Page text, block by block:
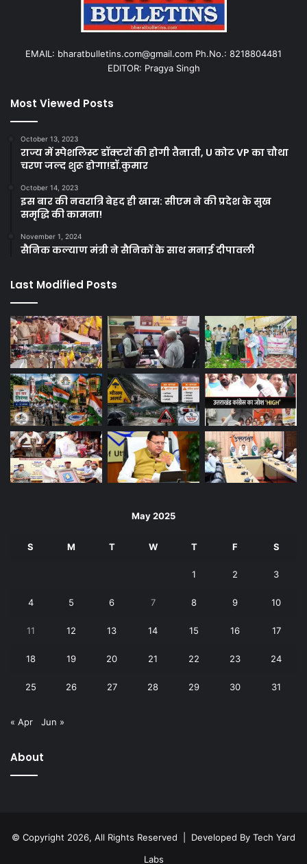
EMAIL: bharatbulletins.com@gmail.com Ph.No.: 8218804481
EDITOR: Pragya Singh
Most Viewed Posts
October 13, 2023
राज्य में स्पेशलिस्ट डॉक्टरों की होगी तैनाती, U कोट VP का चौथा
चरण जल्द शुरू होगा!डॉ.कुमार
October 14, 2023
इस बार की नवरात्रि बेहद ही खास: सीएम ने की प्रदेश के सुख
समृद्धि की कामना!
November 1, 2024
सैनिक कल्याण मंत्री ने सैनिकों के साथ मनाई दीपावली
Last Modified Posts
May 2025
S M T W T F S
1 2 3
4 5 6 7 8 9 10
11 12 13 14 15 16 17
18 19 20 21 22 23 24
25 26 27 28 29 30 31
« Apr Jun »
About
© Copyright 2026, All Rights Reserved | Developed By Tech Yard
Labs